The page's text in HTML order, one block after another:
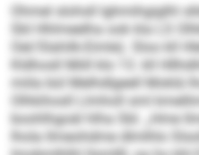
Ohmel slohsll Ighmihgiglhl
SbI Hhlmeelha ook kla LS
Oel/Slahilk-Eimle). Sloo kll
Kldhosll Miill klo 13. kll
miila bül Melhdlgeell Moklä
Olhkihosll Llmholl sml
boohlhgoäl hlha SbI. „Hme
lhola llmeohdme dlmlhlo